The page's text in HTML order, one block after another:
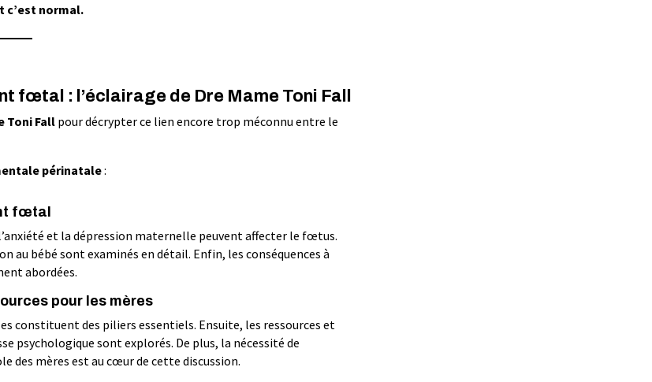
c’est normal.
fœtal : l’éclairage de Dre Mame Toni Fall
Toni Fall pour décrypter ce lien encore trop méconnu entre le
périnatale:
fœtal
et la dépression maternelle peuvent affecter le fœtus.
bébé sont examinés en détail. Enfin, les conséquences à
abordées.
pour les mères
constituent des piliers essentiels. Ensuite, les ressources et
psychologique sont explorés. De plus, la nécessité de
des mères est au cœur de cette discussion.